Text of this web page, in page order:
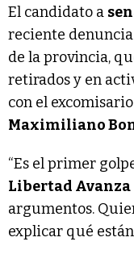
El candidato a
reciente
de la provincia,
retirados y en
con el
Maximiliano
“Es el primer
Libertad Avanza
argumentos.
explicar qué